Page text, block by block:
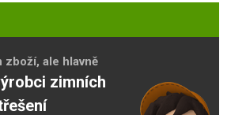
zboží, ale hlavně
zimních